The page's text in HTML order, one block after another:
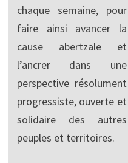
chaque semaine, pour
faire ainsi avancer la
cause abertzale et
l’ancrer dans une
perspective résolument
progressiste, ouverte et
solidaire des autres
peuples et territoires.